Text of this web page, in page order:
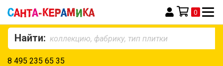
Моя корзина
0
Найти:
8 495 235 65 35